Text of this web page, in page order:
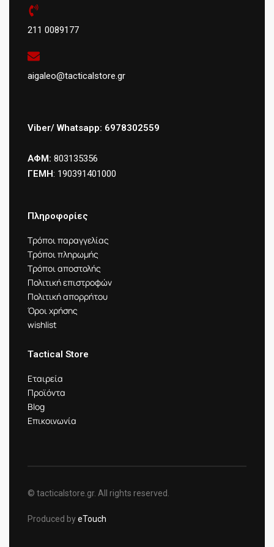
211 0089177
aigaleo@tacticalstore.gr
Viber/ Whatsapp: 6978302559
ΑΦΜ: 803135356
ΓΕΜΗ: 190391401000
Πληροφορίες
Τρόποι παραγγελίας
Τρόποι πληρωμής
Τρόποι αποστολής
Πολιτική επιστροφών
Πολιτική απορρήτου
Όροι χρήσης
wishlist
Tactical Store
Εταιρεία
Προϊόντα
Blog
Επικοινωνία
© tacticalstore.gr. All rights reserved.
Produced byeTouch